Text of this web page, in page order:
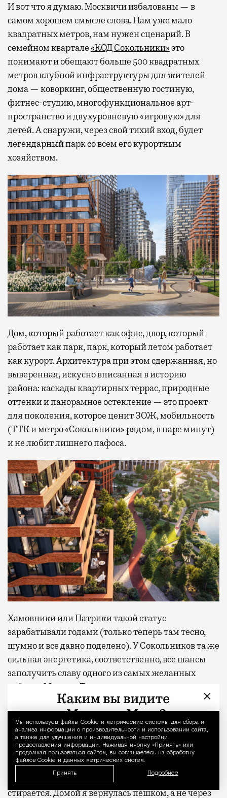
Уведомление
Мы используем файлы Сookie и метрические системы для сбора и
анализа информации о производительности и использовании сайта,
а также для улучшения и индивидуальной настройки
предоставления информации. Нажимая кнопку «Принять» или
продолжая пользоваться сайтом, вы соглашаетесь на обработку
файлов Cookie и данных метрических систем.
Принять Подробнее
И вот что я думаю. Москвичи избалованы — в
самом хорошем смысле слова. Нам уже мало
квадратных метров, нам нужен сценарий. В
семейном квартале«КОД Сокольники»это
понимают и обещают больше 500 квадратных
метров клубной инфраструктуры для жителей
дома — коворкинг, общественную гостиную,
фитнес-студию, многофункциональное арт-
пространство и двухуровневую «игровую» для
детей. А снаружи, через свой тихий вход, будет
легендарный парк со всем его курортным
хозяйством.
Дом, который работает как офис, двор, который
работает как парк, парк, который летом работает
как курорт. Архитектура при этом сдержанная, но
выверенная, искусно вписанная в историю
района: каскады квартирных террас, природные
оттенки и панорамное остекление — это проект
для поколения, которое ценит ЗОЖ, мобильность
(ТТК и метро «Сокольники» рядом, в паре минут)
и не любит лишнего пафоса.
Хамовники или Патрики такой статус
зарабатывали годами (только теперь там тесно,
шумно и все давно поделено). У Сокольников та же
сильная энергетика, соответственно, все шансы
заполучить славу одного из самых желанных
районов Москвы. Только скученность им не
грозит: места тут благодаря парку предостаточно.
Получилось ли у меня на день выключить голову и
поверить, что я не в Москве? Почти. В моменте,
когда лежишь в шезлонге с закрытыми глазами, а
сосны шумят где-то наверху, разница между
отпуском и обычным вторником действительно
стирается. Домой я вернулась пешком, а не через
×